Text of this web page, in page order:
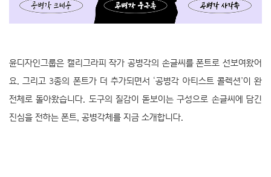
윤디자인그룹은 캘리그라피 작가 공병각의 손글씨를 폰트로 선보여왔어
요. 그리고 3종의 폰트가 더 추가되면서 ‘공병각 아티스트 콜렉션’이 완
전체로 돌아왔습니다. 도구의 질감이 돋보이는 구성으로 손글씨에 담긴
진심을 전하는 폰트, 공병각체를 지금 소개합니다.